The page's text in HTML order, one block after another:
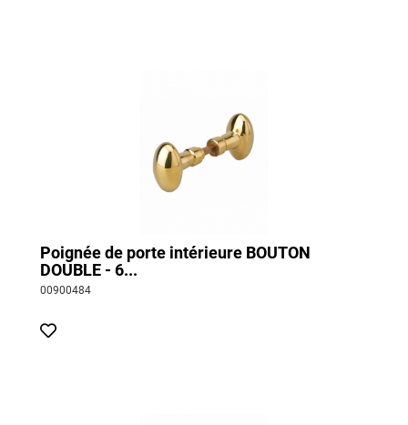
Poignée de porte intérieure BOUTON
DOUBLE - 6...
00900484